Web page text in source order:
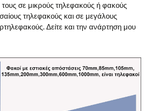
τους σε μικρούς τηλεφακούς ή φακούς
τηλεφακούς και σε μεγάλους
Δείτε και την ανάρτηση μου